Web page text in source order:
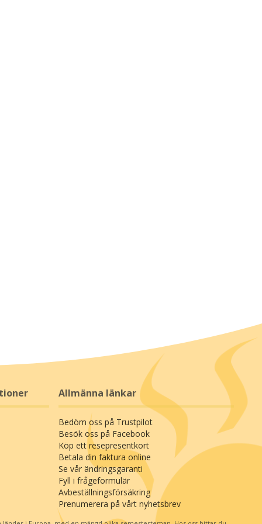
Allmänna länkar
Bedöm oss på Trustpilot
Besök oss på Facebook
Köp ett resepresentkort
Betala din faktura online
Se vår ändringsgaranti
Fyll i frågeformulär
Avbeställningsförsäkring
Prenumerera på vårt nyhetsbrev